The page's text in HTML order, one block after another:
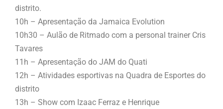
distrito.
10h – Apresentação da Jamaica Evolution
10h30 – Aulão de Ritmado com a personal trainer Cris
Tavares
11h – Apresentação do JAM do Quati
12h – Atividades esportivas na Quadra de Esportes do
distrito
13h – Show com Izaac Ferraz e Henrique